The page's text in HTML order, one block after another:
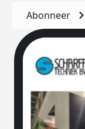
Abonneer